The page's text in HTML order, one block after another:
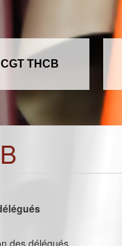
CGT THCB
des délégués